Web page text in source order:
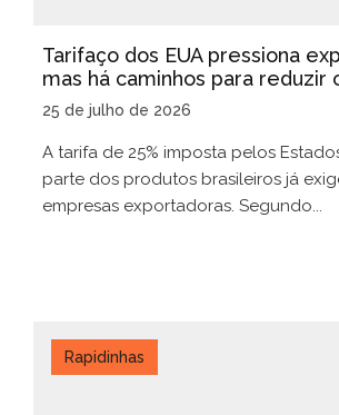
Tarifaço dos EUA pressiona
mas há caminhos para reduzir
25 de julho de 2026
A tarifa de 25% imposta pelos
parte dos produtos brasileiros já
empresas exportadoras. Segundo...
Rapidinhas